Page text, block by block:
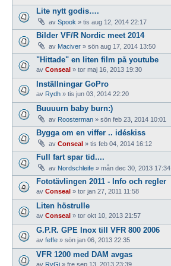
Lite nytt godis….
av Spook » tis aug 12, 2014 22:17
Bilder VF/R Nordic meet 2014
av Maciver » sön aug 17, 2014 13:50
"Hittade" en liten film på youtube
av Conseal » tor maj 16, 2013 19:30
Inställningar GoPro
av Rydh » tis jun 03, 2014 22:20
Buuuurn baby burn:)
av Roosterman » sön feb 23, 2014 10:01
Bygga om en viffer .. idéskiss
av Conseal » tis feb 04, 2014 16:12
Full fart spar tid....
av Nordschleife » mån dec 30, 2013 17:34
Fototävlingen 2011 - Info och regler
av Conseal » tor jan 27, 2011 11:58
Liten höstrulle
av Conseal » tor okt 10, 2013 21:57
G.P.R. GPE Inox till VFR 800 2006
av feffe » sön jan 06, 2013 22:35
VFR 1200 med DAM avgas
av RyGi » fre sep 13, 2013 23:39